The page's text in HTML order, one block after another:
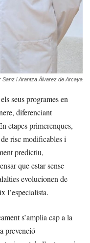
Sanz i Arantza Álvarez de Arcaya
seus programes en
diferenciant
etapes primerenques,
risc modificables i
predictiu,
que estar sense
evolucionen de
l’especialista.
s’amplia cap a la
prevenció